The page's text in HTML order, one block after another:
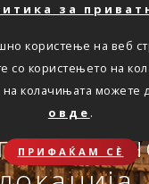
за
користење на веб
со користењето на
колачињата можете
овде .
ПРИФАЌАМ СЀ
на
биде
или инспирација за
OneID
Smart и
на осигурување.
ПАТНИЧКО